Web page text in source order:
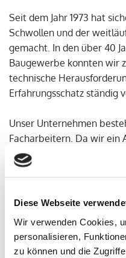
Diese Webseite
Wir verwenden Cookies,
personalisieren,
zu können und die
Seit dem Jahr 1973 hat
Schwollen und der
gemacht. In den über 40
Baugewerbe konnten wir
technische
Erfahrungsschatz ständig
Unser Unternehmen
Facharbeitern. Da wir ein
auch die jüngste
gehören 2 Lehrlinge zum
und Zuverlässigkeit
akkurat – von Anfang bis